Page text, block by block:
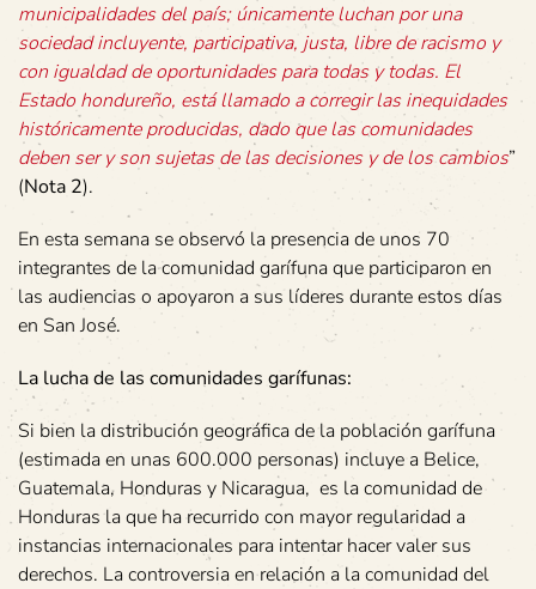
municipalidades del país; únicamente luchan por una
sociedad incluyente, participativa, justa, libre de racismo y
con igualdad de oportunidades para todas y todas. El
Estado hondureño, está llamado a corregir las inequidades
históricamente producidas, dado que las comunidades
deben ser y son sujetas de las decisiones y de los cambios”
(Nota 2).
En esta semana se observó la presencia de unos 70
integrantes de la comunidad garífuna que participaron en
las audiencias o apoyaron a sus líderes durante estos días
en San José.
La lucha de las comunidades garífunas:
Si bien la distribución geográfica de la población garífuna
(estimada en unas 600.000 personas) incluye a Belice,
Guatemala, Honduras y Nicaragua, es la comunidad de
Honduras la que ha recurrido con mayor regularidad a
instancias internacionales para intentar hacer valer sus
derechos. La controversia en relación a la comunidad del